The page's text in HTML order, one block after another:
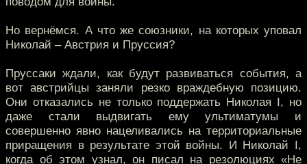
Но вернёмся. А что же союзники, на которых уповал
Николай – Австрия и Пруссия?
Пруссаки ждали, как будут развиваться события, а
вот австрийцы заняли резко враждебную позицию.
Они отказались не только поддержать Николая I, но
даже стали выдвигать ему ультиматумы и
совершенно явно нацеливались на территориальные
приращения в результате этой войны. И Николай I,
когда об этом узнал, он писал на резолюциях «Не